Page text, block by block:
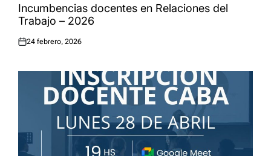
INIncumbencias docentes en Relaciones del
Trabajo – 2026
Posted
24 febrero, 2026